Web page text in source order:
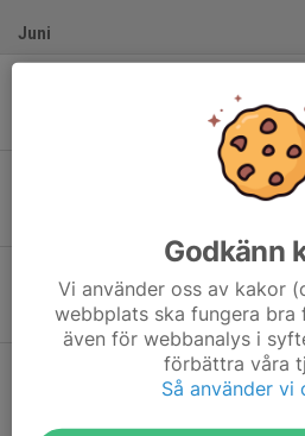
Juni
Mockfjärds BK - Öna SK
11:00
Vanåvallen B
-
Vendelsö IK - Öna SK
Vanåvallen B
Godkänn
Vi använder oss av kakor
webbplats ska fungera bra
även för webbanalys i
förbättra våra
Så använder vi